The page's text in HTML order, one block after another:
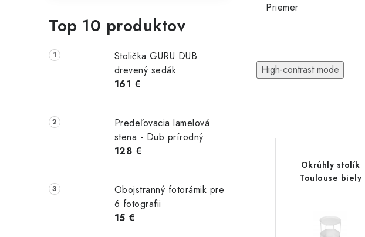
Top 10 produktov
Stolička GURU DUB
drevený sedák
161 €
Predeľovacia lamelová
stena - Dub prírodný
128 €
Obojstranný fotorámik pre
6 fotografii
15 €
Priemer
High-contrast mode
priestorom
Okrúhly stolík
Toulouse biely